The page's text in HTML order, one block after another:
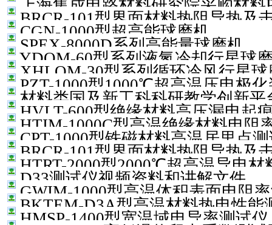
上海集成电路材料研究院采购材
设备
BRCR-101型界面材料热阻导热及
CGN-1000型超高能球磨机
SPEX-8000D系列高能量球磨机
YDQM-60型系列液氮冷却行星球
XHLQM-30型系列循环冷风行星球
PZT-1000型1000℃超高温压电极
材料类国及新工科科研教学创新
HVLT-600型绝缘材料高压漏电起
HTIM-1000C型高温绝缘材料电阻
CPT-1000型铁磁材料高温居里点
BRCR-101型界面材料热阻导热及
HTRT-2000型2000℃超高温导电材
D33测试仪视频资料和讲解文件
GWIM-1000型高温体积表面电阻
BKTEM-D3A型高温材料热电性能
HMSP-1400型宽温域电导率测试仪